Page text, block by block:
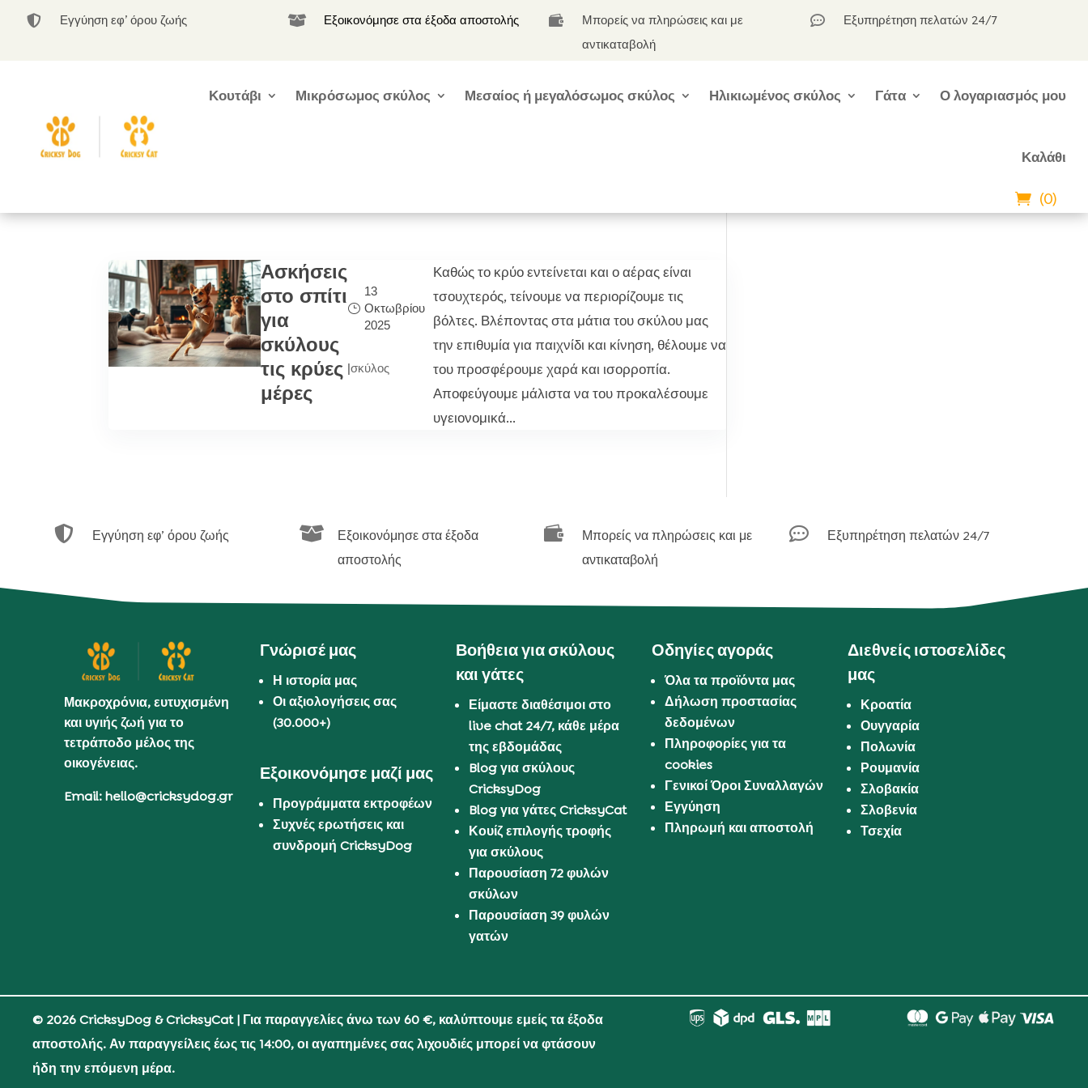
 Εγγύηση εφ’ όρου ζωής  Εξοικονόμησε στα έξοδα αποστολής 
Μπορείς να πληρώσεις και με
αντικαταβολή
 Εξυπηρέτηση πελατών 24/7
Κουτάβι Μικρόσωμος σκύλος Μεσαίος ή μεγαλόσωμος σκύλος Ηλικιωμένος σκύλος Γάτα Ο λογαριασμός μου
Καλάθι
(0)
Ασκήσεις
στο σπίτι
για
σκύλους
τις κρύες
μέρες
13
Οκτωβρίου
2025
|σκύλος
Καθώς το κρύο εντείνεται και ο αέρας είναι
τσουχτερός, τείνουμε να περιορίζουμε τις
βόλτες. Βλέποντας στα μάτια του σκύλου μας
την επιθυμία για παιχνίδι και κίνηση, θέλουμε να
του προσφέρουμε χαρά και ισορροπία.
Αποφεύγουμε μάλιστα να του προκαλέσουμε
υγειονομικά...
 Εγγύηση εφ’ όρου ζωής 
Εξοικονόμησε στα έξοδα
αποστολής

Μπορείς να πληρώσεις και με
αντικαταβολή
 Εξυπηρέτηση πελατών 24/7
Μακροχρόνια, ευτυχισμένη
και υγιής ζωή για το
τετράποδο μέλος της
οικογένειας.
Email: hello@cricksydog.gr
Γνώρισέ μας
Η ιστορία μας
Οι αξιολογήσεις σας
(30.000+)
Εξοικονόμησε μαζί μας
Προγράμματα εκτροφέων
Συχνές ερωτήσεις και
συνδρομή CricksyDog
Βοήθεια για σκύλους
και γάτες
Είμαστε διαθέσιμοι στο
live chat 24/7, κάθε μέρα
της εβδομάδας
Blog για σκύλους
CricksyDog
Blog για γάτες CricksyCat
Κουίζ επιλογής τροφής
για σκύλους
Παρουσίαση 72 φυλών
σκύλων
Παρουσίαση 39 φυλών
γατών
Οδηγίες αγοράς
Όλα τα προϊόντα μας
Δήλωση προστασίας
δεδομένων
Πληροφορίες για τα
cookies
Γενικοί Όροι Συναλλαγών
Εγγύηση
Πληρωμή και αποστολή
Διεθνείς ιστοσελίδες
μας
Κροατία
Ουγγαρία
Πολωνία
Ρουμανία
Σλοβακία
Σλοβενία
Τσεχία
© 2026 CricksyDog & CricksyCat| Για παραγγελίες άνω των 60 €, καλύπτουμε εμείς τα έξοδα
αποστολής. Αν παραγγείλεις έως τις 14:00, οι αγαπημένες σας λιχουδιές μπορεί να φτάσουν
ήδη την επόμενη μέρα.